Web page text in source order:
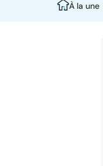
À la une